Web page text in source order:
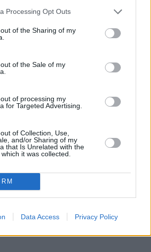
Processing Opt Outs
of the Sharing of my
of the Sale of my
of processing my
for Targeted Advertising.
of Collection, Use,
and/or Sharing of my
that Is Unrelated with the
it was collected.
Data Access Privacy Policy